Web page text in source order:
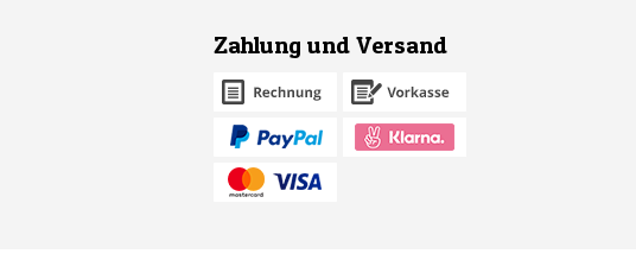
Zahlung und Versand